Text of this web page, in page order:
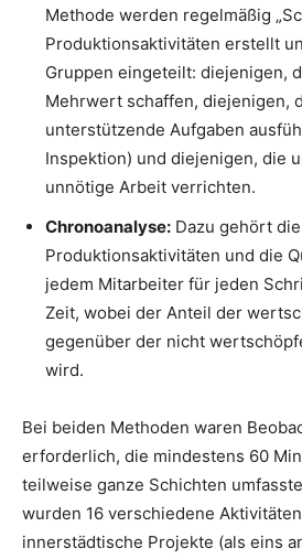
Methode werden regelmäßig
Produktionsaktivitäten erstellt
Gruppen eingeteilt: diejenigen,
Mehrwert schaffen, diejenigen,
unterstützende Aufgaben
Inspektion) und diejenigen, die
unnötige Arbeit verrichten.
Chronoanalyse: Dazu gehört
Produktionsaktivitäten und die
jedem Mitarbeiter für jeden
Zeit, wobei der Anteil der
gegenüber der nicht
wird.
Bei beiden Methoden waren
erforderlich, die mindestens 60
teilweise ganze Schichten
wurden 16 verschiedene
innerstädtische Projekte (als eins